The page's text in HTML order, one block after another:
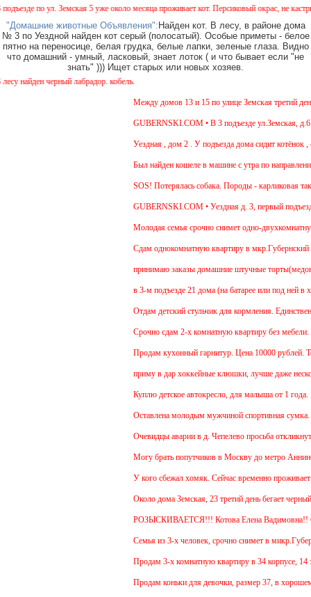
по ул. Земская 5 уже около месяца проживает кот. Персиковый окрас, не
"Домашние животные Объявления": Найден кот. В лесу, в районе дома
№ 3 по Уездной найден кот серый (полосатый). Особые приметы - белое
пятно на переносице, белая грудка, белые лапки, зеленые глаза. Видно
что домашний - умный, ласковый, знает лоток ( и что бывает если "не
знать" ))) Ищет старых или новых хозяев.
найден черный лабрадор. кобель.
Между домов 13 и 15 по улице Земская третий
GUBERNSKI.COM • В 3 подъезде ул.Земская,
Уездная , дом 2 . У подъезда дома сидит котёнок
Был найден кошеле в машине с утра по
SOS! Потерялась собака. Породы - карликовая
GUBERNSKI.COM • Уездная д. 3, первый
Молодая семья срочно снимет одно-
Cдам однокомнатную квартиру в мкр.Губернский
принимаю заказы домашние штучные
в 3-м подъезде 21 дома (на батарее или под ней в
Отдам детский стульчик для кормления.
Срочно сдам 2-х комнатную квартиру без мебели.
Продам кухонный гарнитур. Цена 10000 рублей.
приму в дар хоккейные клюшки, лучше даже
Куплю детское автокресло, для малыша от 1 года.
Оставлена молодым мужчиной спортивная сумка.
Очевидцы аварии в д. Чепелево просьба
Могу брать попутчиков в Москву до метро
У кого сбежал хомяк. Сейчас временно
Около дома Земская, 23 третий день бегает
РОЗЫСКИВАЕТСЯ!!! Котова Елена
Семья из 3-х человек, срочно снимет в
Продам 3-х комнатную квартиру в 34 корпусе,
Продам коньки для девочки, размер 37, в хорошем